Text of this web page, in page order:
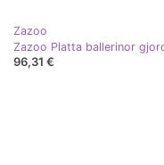
Zazoo
Zazoo Platta ballerinor
96,31 €